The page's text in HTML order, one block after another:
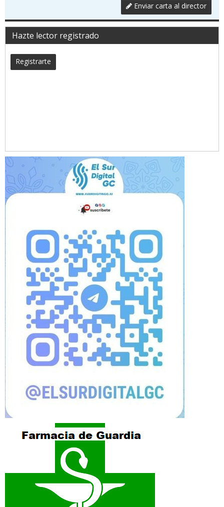
Enviar carta al director
Hazte lector registrado
Registrarte